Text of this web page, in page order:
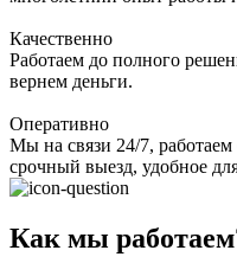
Качественно
Работаем до полного
вернем деньги.
Оперативно
Мы на связи 24/7,
срочный выезд, удобное
Как мы